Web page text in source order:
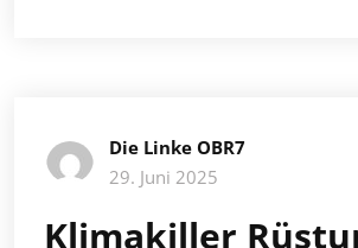
Die Linke OBR7
29. Juni 2025
Klimakiller